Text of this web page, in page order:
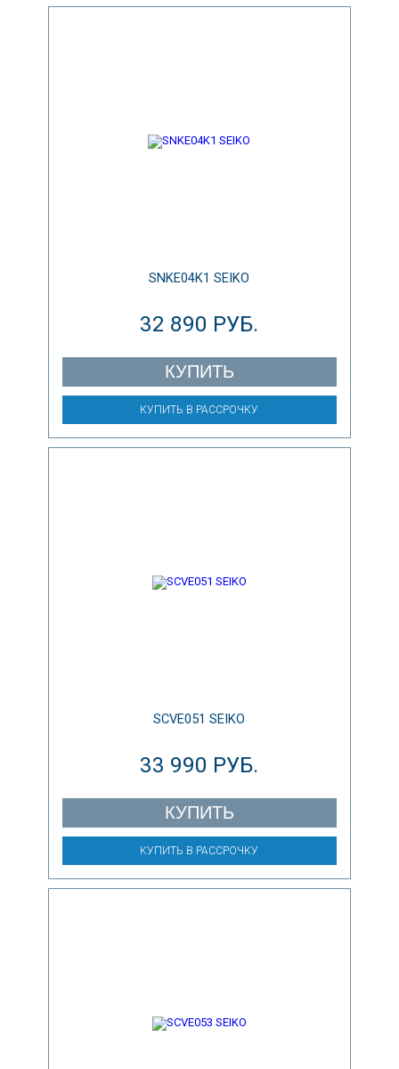
SNKE04K1 SEIKO
32 890 РУБ.
КУПИТЬ
КУПИТЬ В РАССРОЧКУ
SCVE051 SEIKO
33 990 РУБ.
КУПИТЬ
КУПИТЬ В РАССРОЧКУ